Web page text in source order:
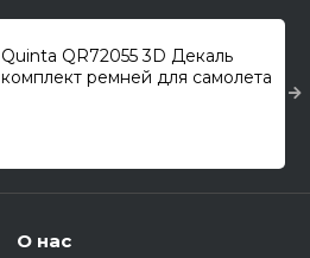
Quinta QR72055 3D Декаль
комплект ремней для самолета
О нас